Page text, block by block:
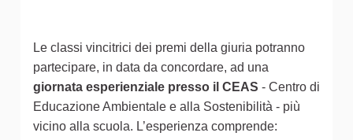
Le classi vincitrici dei premi della giuria potranno
partecipare, in data da concordare, ad una
giornata esperienziale presso il CEAS - Centro di
Educazione Ambientale e alla Sostenibilità - più
vicino alla scuola. L’esperienza comprende: